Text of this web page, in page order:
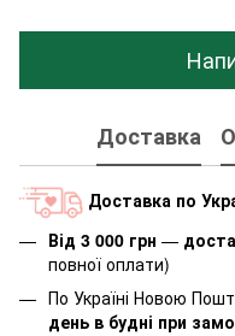
Доставка
Доставка по
Від 3 000 грн —
повної оплати)
По Україні Новою
день в будні при